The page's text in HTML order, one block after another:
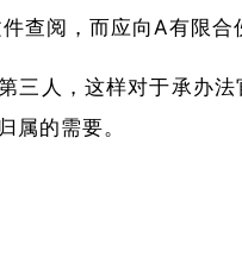
查阅，而应向A有限合
三人，这样对于承办
属的需要。